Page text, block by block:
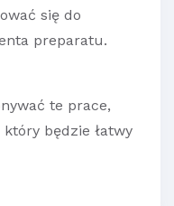
się do
preparatu.
te prace,
będzie łatwy